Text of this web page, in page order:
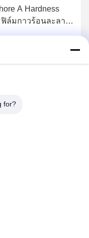
A Hardness
ฟิล์มกาวร้อนละลาย
for?